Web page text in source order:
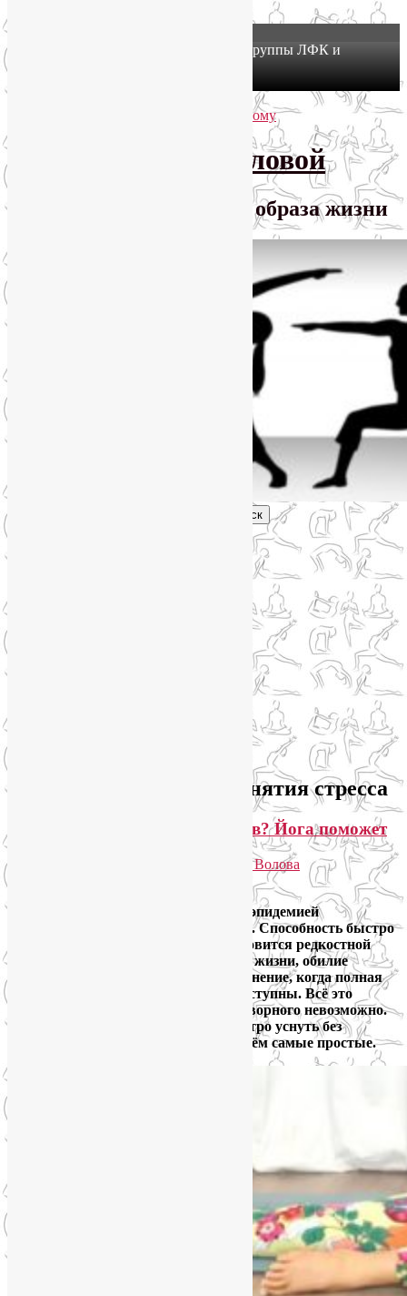
Йогатерапия в Москве: приглашаем в группы ЛФК и
Перейти к дополнительному содержимому
SmartYoga Лии Воловой
Практики для здорового образа жизни
йога для снятия стресса
Как быстро уснуть без лекарств? Йога поможет
Лия Волова
Проблемы со сном стали настоящей эпидемией
современной городской цивилизации. Способность быстро
уснуть без лекарств постепенно становится редкостной
суперсилой. Стрессы, сидячий образ жизни, обилие
гаджетов, шумовое и световое загрязнение, когда полная
темнота и тишина практически недоступны. Всё это
приводит к тому, что уснуть без снотворного невозможно.
Что же делать? Много способов быстро уснуть без
лекарств найдём в йоге. Ниже разберём самые простые.